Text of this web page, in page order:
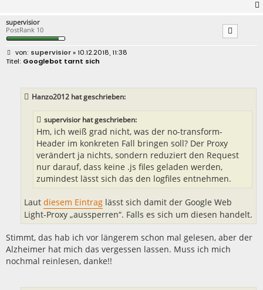
supervisior
PostRank 10
B
e
supervisior» 10.12.2018, 11:38
Googlebot tarnt sich
Hanzo2012 hat geschrieben:
supervisior hat geschrieben:
Hm, ich weiß grad nicht, was der no-transform-
Header im konkreten Fall bringen soll? Der Proxy
verändert ja nichts, sondern reduziert den Request
nur darauf, dass keine .js files geladen werden,
zumindest lässt sich das den logfiles entnehmen.
Laut diesem Eintrag lässt sich damit der Google Web
Light-Proxy „aussperren“. Falls es sich um diesen handelt.
Stimmt, das hab ich vor längerem schon mal gelesen, aber der
Alzheimer hat mich das vergessen lassen. Muss ich mich
nochmal reinlesen, danke!!